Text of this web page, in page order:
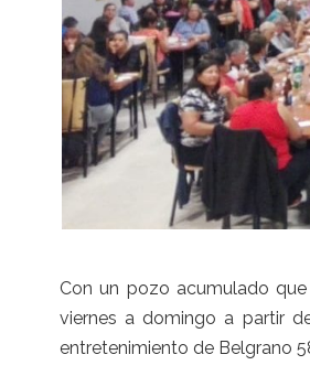
Con un pozo acumulado
viernes a domingo a partir
entretenimiento de Belgrano